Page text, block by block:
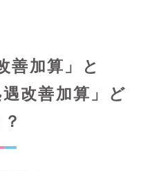
善加算」と
遇改善加算」ど